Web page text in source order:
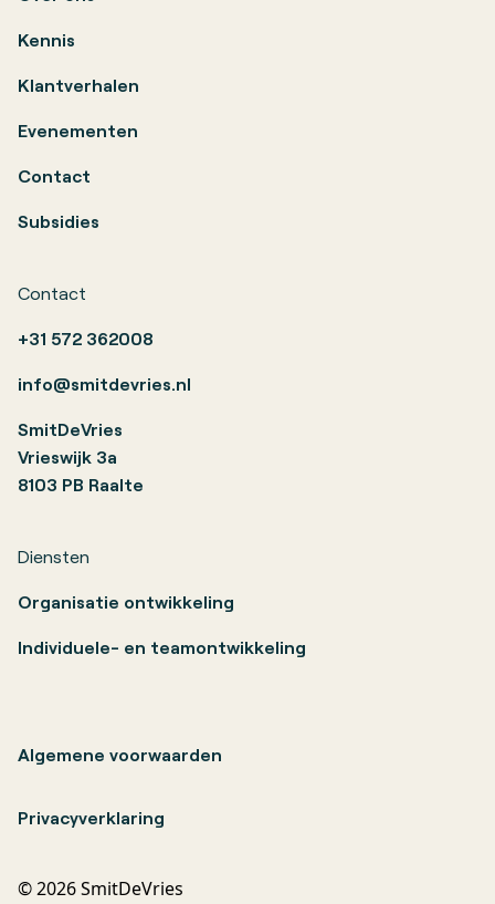
Kennis
Klantverhalen
Evenementen
Contact
Subsidies
Diensten
Organisatie ontwikkeling
Individuele- en teamontwikkeling
Contact
+31 572 362008
info@smitdevries.nl
SmitDeVries
Vrieswijk 3a
8103 PB Raalte
© 2026 SmitDeVries
Algemene voorwaarden
Privacyverklaring